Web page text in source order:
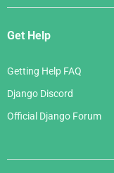
Get Help
Getting Help FAQ
Django Discord
Official Django Forum